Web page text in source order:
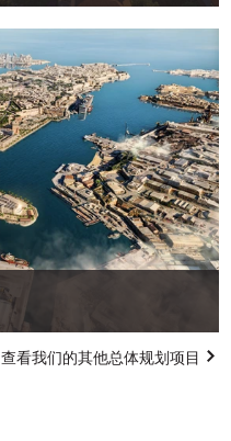
查看我们的其他总体规划项目